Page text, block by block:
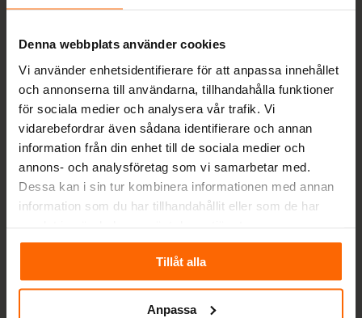
Denna webbplats använder cookies
Vi använder enhetsidentifierare för att anpassa innehållet
och annonserna till användarna, tillhandahålla funktioner
för sociala medier och analysera vår trafik. Vi
vidarebefordrar även sådana identifierare och annan
information från din enhet till de sociala medier och
annons- och analysföretag som vi samarbetar med.
Dessa kan i sin tur kombinera informationen med annan
information som du har tillhandahållit eller som de har
Tillåt alla
Anpassa